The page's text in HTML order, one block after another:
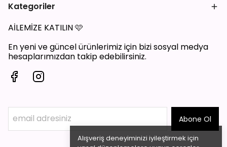
Alışveriş deneyiminizi iyileştirmek için
Kategoriler
AİLEMİZE KATILIN🩷
En yeni ve güncel ürünlerimiz için bizi sosyal medya
hesaplarımızdan takip edebilirsiniz.
Abone Ol